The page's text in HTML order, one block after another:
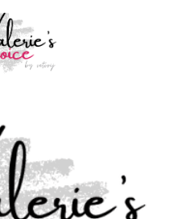
& Drinks
Opmerkelijk
Duurzaamheid
& Tech